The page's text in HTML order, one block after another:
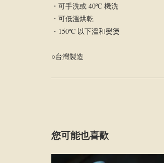
・可手洗或 40ºC 機洗
・可低溫烘乾
・150ºC 以下溫和熨燙
○台灣製造
您可能也喜歡